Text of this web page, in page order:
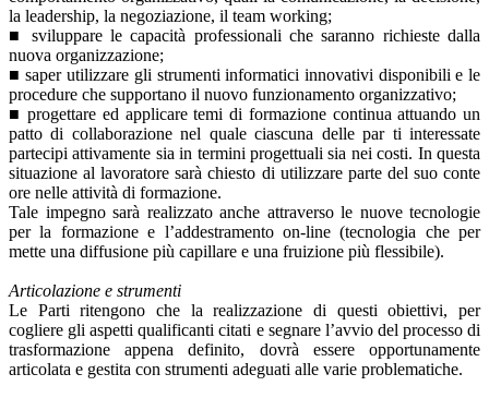
la leadership, la negoziazione, il team working;
■ sviluppare le capacità professionali che saranno richieste dalla
nuova organizzazione;
■ saper utilizzare gli strumenti informatici innovativi disponibili e le
procedure che supportano il nuovo funzionamento organizzativo;
■ progettare ed applicare temi di formazione continua attuando un
patto di collaborazione nel quale ciascuna delle par ti interessate
partecipi attivamente sia in termini progettuali sia nei costi. In questa
situazione al lavoratore sarà chiesto di utilizzare parte del suo conte
ore nelle attività di formazione.
Tale impegno sarà realizzato anche attraverso le nuove tecnologie
per la formazione e l’addestramento on-line (tecnologia che per
mette una diffusione più capillare e una fruizione più flessibile).
Articolazione e strumenti
Le Parti ritengono che la realizzazione di questi obiettivi, per
cogliere gli aspetti qualificanti citati e segnare l’avvio del processo di
trasformazione appena definito, dovrà essere opportunamente
articolata e gestita con strumenti adeguati alle varie problematiche.